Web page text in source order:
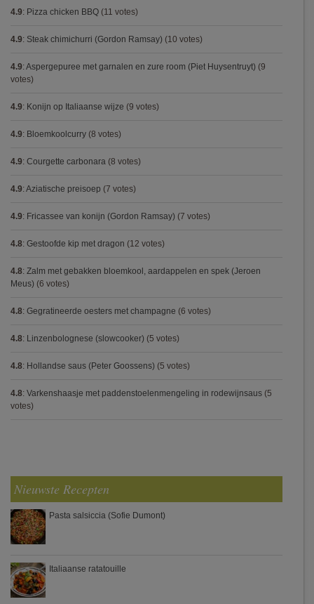
4.9: Pizza chicken BBQ (11 votes)
4.9: Steak chimichurri (Gordon Ramsay) (10 votes)
4.9: Aspergepuree met garnalen en zure room (Piet Huysentruyt) (9
votes)
4.9: Konijn op Italiaanse wijze (9 votes)
4.9: Bloemkoolcurry (8 votes)
4.9: Courgette carbonara (8 votes)
4.9: Aziatische preisoep (7 votes)
4.9: Fricassee van konijn (Gordon Ramsay) (7 votes)
4.8: Gestoofde kip met dragon (12 votes)
4.8: Zalm met gebakken bloemkool, aardappelen en spek (Jeroen
Meus) (6 votes)
4.8: Gegratineerde oesters met champagne (6 votes)
4.8: Linzenbolognese (slowcooker) (5 votes)
4.8: Hollandse saus (Peter Goossens) (5 votes)
4.8: Varkenshaasje met paddenstoelenmengeling in rodewijnsaus (5
votes)
Nieuwste Recepten
Pasta salsiccia (Sofie Dumont)
Italiaanse ratatouille